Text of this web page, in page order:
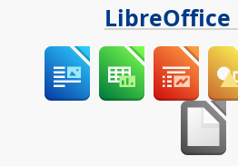
LibreOffice